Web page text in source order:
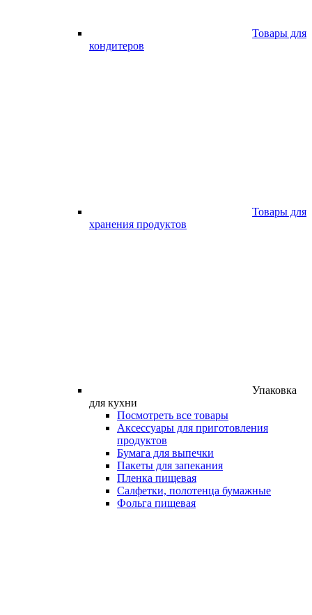
Товары для
кондитеров
Товары для
хранения продуктов
Упаковка
для кухни
Посмотреть все товары
Аксессуары для приготовления
продуктов
Бумага для выпечки
Пакеты для запекания
Пленка пищевая
Салфетки, полотенца бумажные
Фольга пищевая